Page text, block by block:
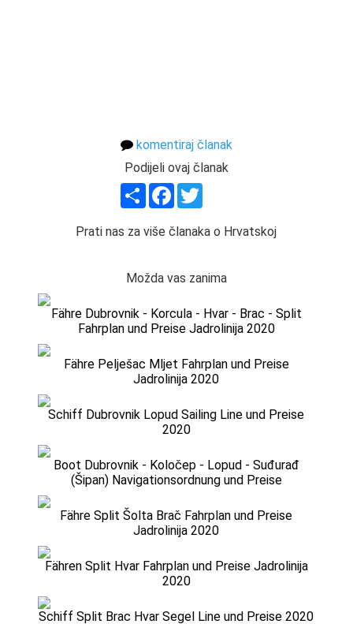
komentiraj članak
Podijeli ovaj članak
ShareFacebook
Prati nas za više članaka o Hrvatskoj
Možda vas zanima
Fähre Dubrovnik - Korcula - Hvar - Brac - Split
Fahrplan und Preise Jadrolinija 2020
Fähre Pelješac Mljet Fahrplan und Preise
Jadrolinija 2020
Schiff Dubrovnik Lopud Sailing Line und Preise
2020
Boot Dubrovnik - Koločep - Lopud - Suđurađ
(Šipan) Navigationsordnung und Preise
Fähre Split Šolta Brač Fahrplan und Preise
Jadrolinija 2020
Fähren Split Hvar Fahrplan und Preise Jadrolinija
2020
Schiff Split Brac Hvar Segel Line und Preise 2020